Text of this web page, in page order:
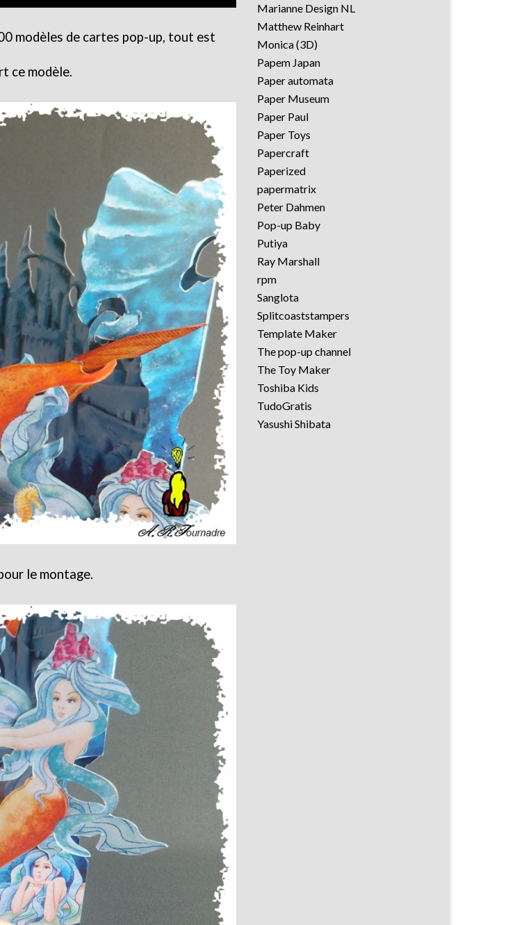
modèles de cartes pop-up, tout est
ce modèle.
le montage.
Marianne Design NL
Matthew Reinhart
Monica (3D)
Papem Japan
Paper automata
Paper Museum
Paper Paul
Paper Toys
Papercraft
Paperized
papermatrix
Peter Dahmen
Pop-up Baby
Putiya
Ray Marshall
rpm
Sanglota
Splitcoaststampers
Template Maker
The pop-up channel
The Toy Maker
Toshiba Kids
TudoGratis
Yasushi Shibata